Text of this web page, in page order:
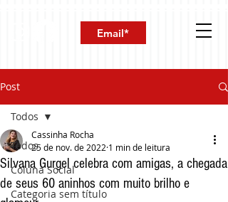
Post
Todos
Coluna Social
Categoria sem título
Todos
Silvana Gurgel celebra com amigas, a chegada
de seus 60 aninhos com muito brilho e
Cassinha Rocha
25 de nov. de 2022 1 min de leitura